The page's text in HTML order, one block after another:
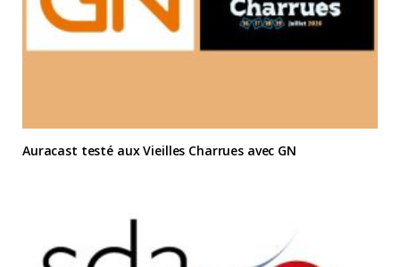
Auracast testé aux Vieilles Charrues avec GN